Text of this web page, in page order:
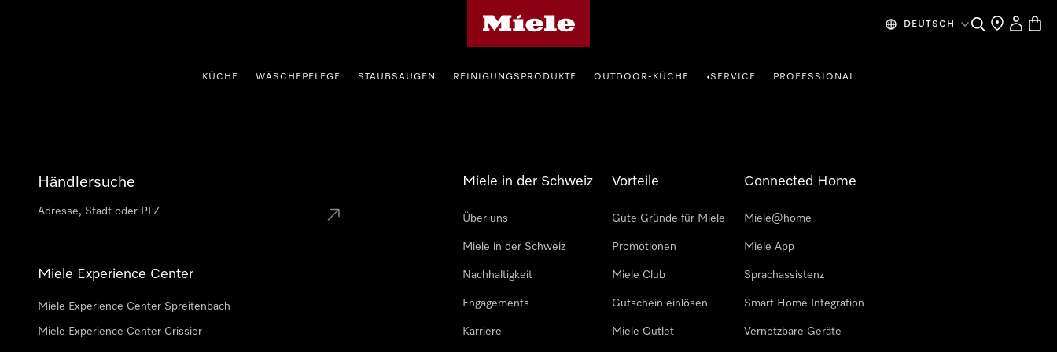
DEUTSCH SucheHändlersuche
Mein
KÜCHE WÄSCHEPFLEGE STAUBSAUGEN REINIGUNGSPRODUKTE OUTDOOR-KÜCHE •SERVICE PROFESSIONAL
Händlersuche
Miele Experience Center
Miele Experience Center Spreitenbach
Miele Experience Center Crissier
Miele in der Schweiz
Über uns
Miele in der Schweiz
Nachhaltigkeit
Engagements
Karriere
Vorteile
Gute Gründe für Miele
Promotionen
Miele Club
Gutschein einlösen
Miele Outlet
Connected Home
Miele@home
Miele App
Sprachassistenz
Smart Home Integration
Vernetzbare Geräte